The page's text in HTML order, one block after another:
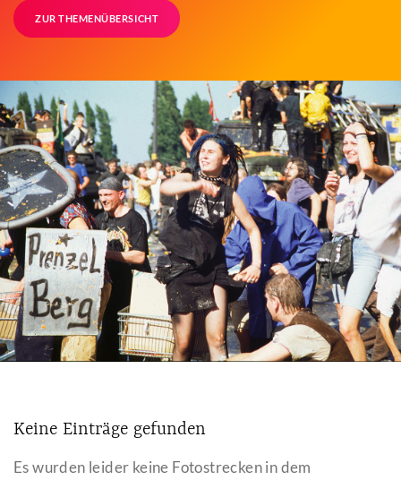
ZUR THEMENÜBERSICHT
Keine Einträge gefunden
Es wurden leider keine Fotostrecken in dem